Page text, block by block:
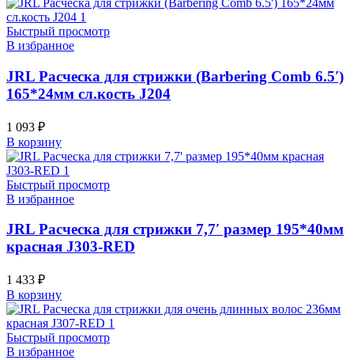
Быстрый просмотр
В избранное
JRL Расческа для стрижки (Barbering Comb 6.5′)
165*24мм сл.кость J204
1 093 ₽
В корзину
Быстрый просмотр
В избранное
JRL Расческа для стрижки 7,7′ размер 195*40мм
красная J303-RED
1 433 ₽
В корзину
Быстрый просмотр
В избранное